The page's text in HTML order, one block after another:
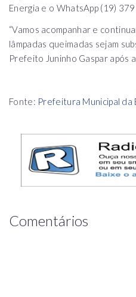
Energia e o WhatsApp (19)
“Vamos acompanhar e
lâmpadas queimadas sejam
Prefeito Juninho Gaspar após
Fonte: Prefeitura Municipal da
Comentários